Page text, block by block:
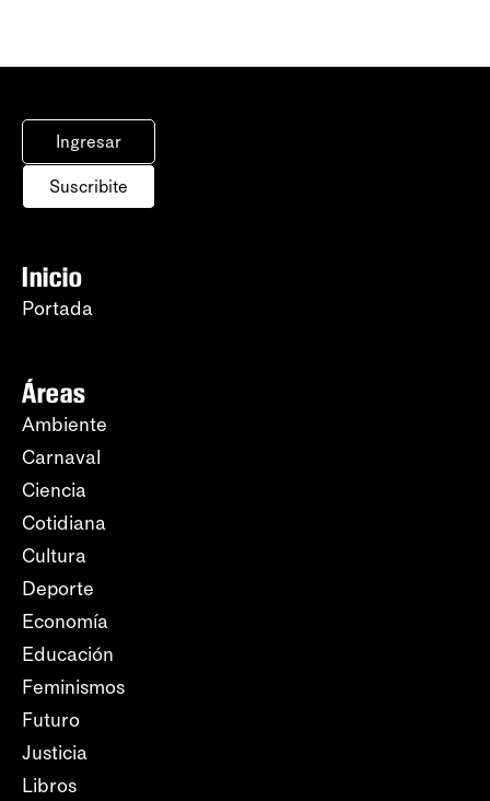
Ingresar
Suscribite
Inicio
Portada
Áreas
Ambiente
Carnaval
Ciencia
Cotidiana
Cultura
Deporte
Economía
Educación
Feminismos
Futuro
Justicia
Libros